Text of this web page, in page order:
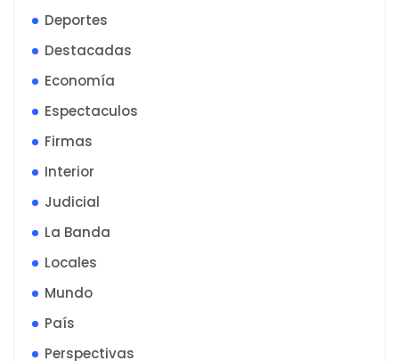
Deportes
Destacadas
Economía
Espectaculos
Firmas
Interior
Judicial
La Banda
Locales
Mundo
País
Perspectivas